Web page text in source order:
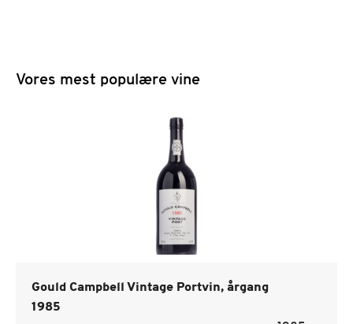
Vores mest populære vine
Gould Campbell Vintage Portvin, årgang
1985